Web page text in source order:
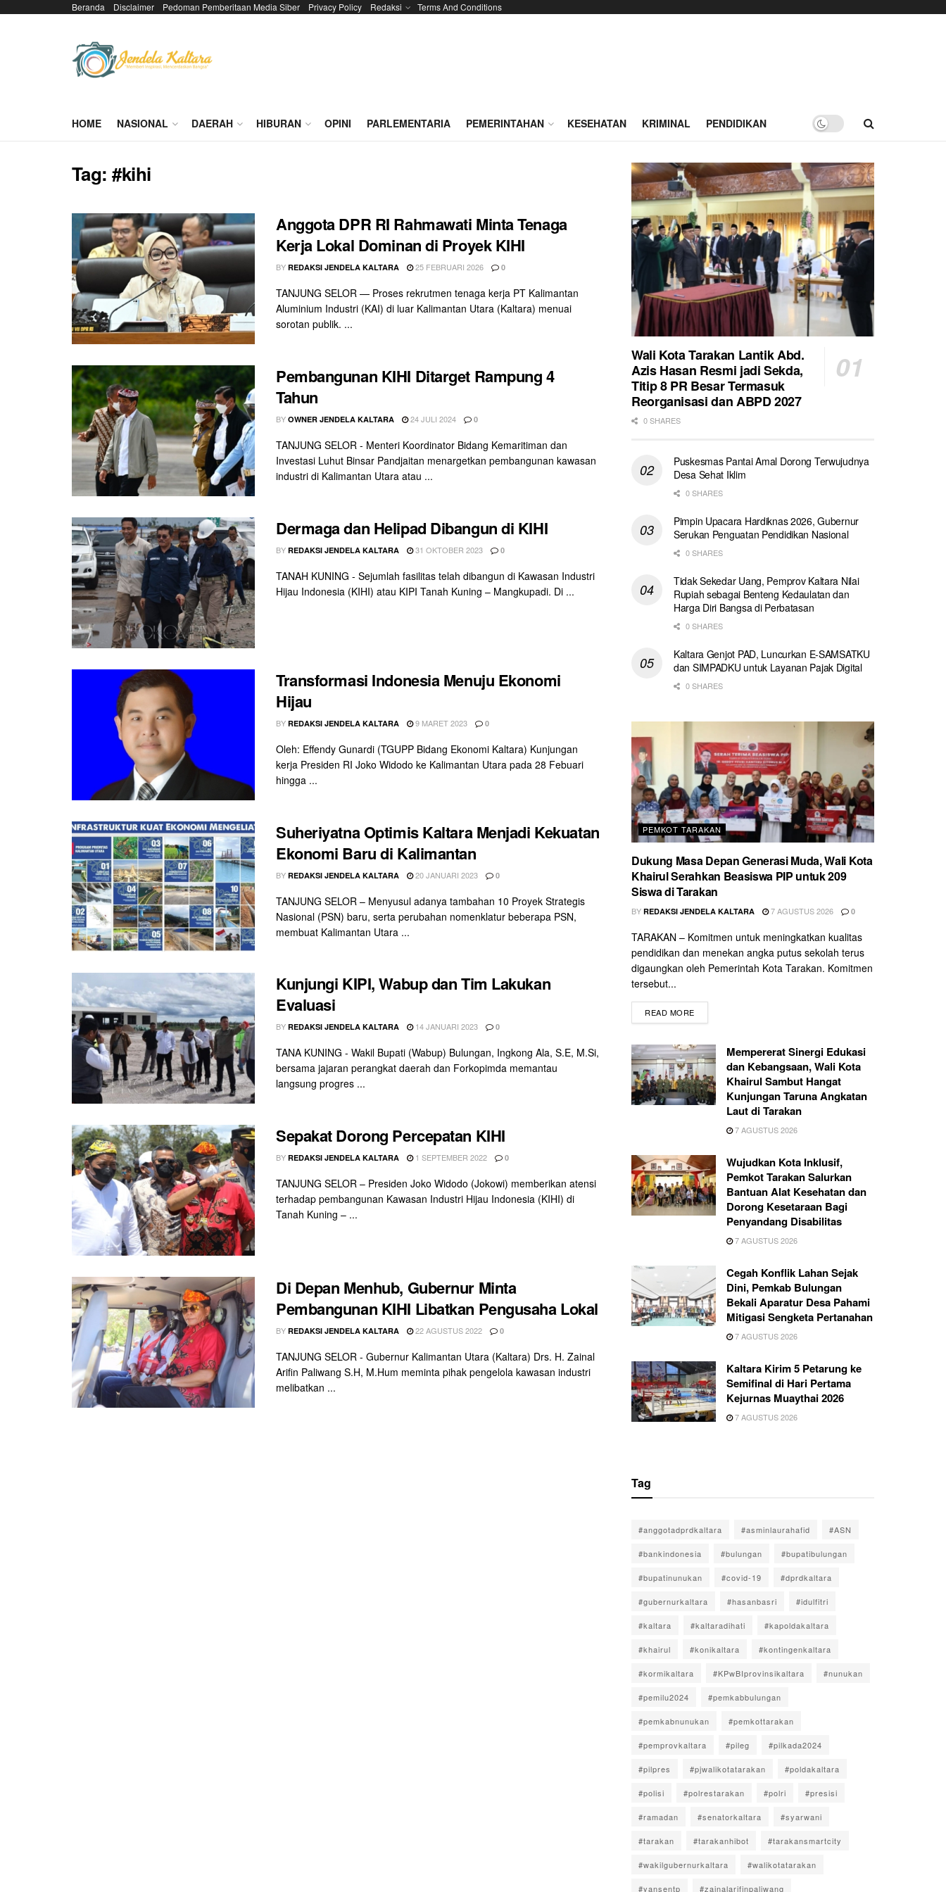
Beranda Disclaimer Pedoman Pemberitaan Media Siber Privacy Policy Redaksi Terms And Conditions
HOME NASIONAL DAERAH HIBURAN OPINI PARLEMENTARIA PEMERINTAHAN KESEHATAN KRIMINAL PENDIDIKAN
Tag:#kihi
Anggota DPR RI Rahmawati Minta Tenaga
Kerja Lokal Dominan di Proyek KIHI
BY REDAKSI JENDELA KALTARA 25 FEBRUARI 2026 0
TANJUNG SELOR — Proses rekrutmen tenaga kerja PT Kalimantan
Aluminium Industri (KAI) di luar Kalimantan Utara (Kaltara) menuai
sorotan publik. ...
Pembangunan KIHI Ditarget Rampung 4
Tahun
BY OWNER JENDELA KALTARA 24 JULI 2024 0
TANJUNG SELOR - Menteri Koordinator Bidang Kemaritiman dan
Investasi Luhut Binsar Pandjaitan menargetkan pembangunan kawasan
industri di Kalimantan Utara atau ...
Dermaga dan Helipad Dibangun di KIHI
BY REDAKSI JENDELA KALTARA 31 OKTOBER 2023 0
TANAH KUNING - Sejumlah fasilitas telah dibangun di Kawasan Industri
Hijau Indonesia (KIHI) atau KIPI Tanah Kuning – Mangkupadi. Di ...
Transformasi Indonesia Menuju Ekonomi
Hijau
BY REDAKSI JENDELA KALTARA 9 MARET 2023 0
Oleh: Effendy Gunardi (TGUPP Bidang Ekonomi Kaltara) Kunjungan
kerja Presiden RI Joko Widodo ke Kalimantan Utara pada 28 Febuari
hingga ...
Suheriyatna Optimis Kaltara Menjadi Kekuatan
Ekonomi Baru di Kalimantan
BY REDAKSI JENDELA KALTARA 20 JANUARI 2023 0
TANJUNG SELOR – Menyusul adanya tambahan 10 Proyek Strategis
Nasional (PSN) baru, serta perubahan nomenklatur beberapa PSN,
membuat Kalimantan Utara ...
Kunjungi KIPI, Wabup dan Tim Lakukan
Evaluasi
BY REDAKSI JENDELA KALTARA 14 JANUARI 2023 0
TANA KUNING - Wakil Bupati (Wabup) Bulungan, Ingkong Ala, S.E, M.Si,
bersama jajaran perangkat daerah dan Forkopimda memantau
langsung progres ...
Sepakat Dorong Percepatan KIHI
BY REDAKSI JENDELA KALTARA 1 SEPTEMBER 2022 0
TANJUNG SELOR – Presiden Joko Widodo (Jokowi) memberikan atensi
terhadap pembangunan Kawasan Industri Hijau Indonesia (KIHI) di
Tanah Kuning – ...
Di Depan Menhub, Gubernur Minta
Pembangunan KIHI Libatkan Pengusaha Lokal
BY REDAKSI JENDELA KALTARA 22 AGUSTUS 2022 0
TANJUNG SELOR - Gubernur Kalimantan Utara (Kaltara) Drs. H. Zainal
Arifin Paliwang S.H, M.Hum meminta pihak pengelola kawasan industri
melibatkan ...
Wali Kota Tarakan Lantik Abd.
Azis Hasan Resmi jadi Sekda,
Titip 8 PR Besar Termasuk
Reorganisasi dan ABPD 2027
0 SHARES
Puskesmas Pantai Amal Dorong Terwujudnya
Desa Sehat Iklim
0 SHARES
Pimpin Upacara Hardiknas 2026, Gubernur
Serukan Penguatan Pendidikan Nasional
0 SHARES
Tidak Sekedar Uang, Pemprov Kaltara Nilai
Rupiah sebagai Benteng Kedaulatan dan
Harga Diri Bangsa di Perbatasan
0 SHARES
Kaltara Genjot PAD, Luncurkan E-SAMSATKU
dan SIMPADKU untuk Layanan Pajak Digital
0 SHARES
PEMKOT TARAKAN
Dukung Masa Depan Generasi Muda, Wali Kota
Khairul Serahkan Beasiswa PIP untuk 209
Siswa di Tarakan
BY REDAKSI JENDELA KALTARA 7 AGUSTUS 2026 0
TARAKAN – Komitmen untuk meningkatkan kualitas
pendidikan dan menekan angka putus sekolah terus
digaungkan oleh Pemerintah Kota Tarakan. Komitmen
tersebut...
READ MORE
Mempererat Sinergi Edukasi
dan Kebangsaan, Wali Kota
Khairul Sambut Hangat
Kunjungan Taruna Angkatan
Laut di Tarakan
7 AGUSTUS 2026
Wujudkan Kota Inklusif,
Pemkot Tarakan Salurkan
Bantuan Alat Kesehatan dan
Dorong Kesetaraan Bagi
Penyandang Disabilitas
7 AGUSTUS 2026
Cegah Konflik Lahan Sejak
Dini, Pemkab Bulungan
Bekali Aparatur Desa Pahami
Mitigasi Sengketa Pertanahan
7 AGUSTUS 2026
Kaltara Kirim 5 Petarung ke
Semifinal di Hari Pertama
Kejurnas Muaythai 2026
7 AGUSTUS 2026
Tag
#anggotadprdkaltara #asminlaurahafid #ASN
#bankindonesia #bulungan #bupatibulungan
#bupatinunukan #covid-19 #dprdkaltara
#gubernurkaltara #hasanbasri #idulfitri
#kaltara #kaltaradihati #kapoldakaltara
#khairul #konikaltara #kontingenkaltara
#kormikaltara #KPwBIprovinsikaltara #nunukan
#pemilu2024 #pemkabbulungan
#pemkabnunukan #pemkottarakan
#pemprovkaltara #pileg #pilkada2024
#pilpres #pjwalikotatarakan #poldakaltara
#polisi #polrestarakan #polri #presisi
#ramadan #senatorkaltara #syarwani
#tarakan #tarakanhibot #tarakansmartcity
#wakilgubernurkaltara #walikotatarakan
#yansentp #zainalarifinpaliwang